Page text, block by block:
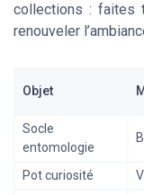
collections : faites
renouveler
Objet
Socle
entomologie
Pot curiosité